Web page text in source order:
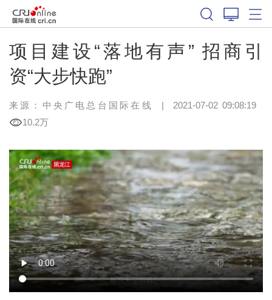
项目建设“落地有声” 招商引
资“大步快跑”
来源：中央广电总台国际在线 | 2021-07-02 09:08:19
10.2万